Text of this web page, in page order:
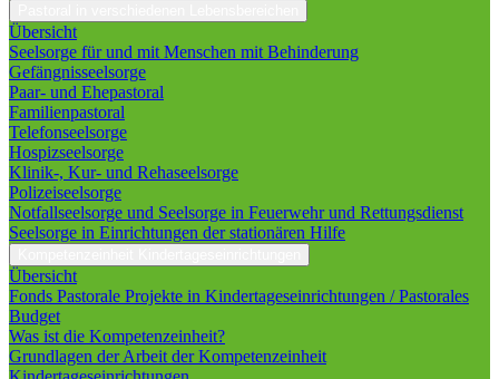
Übersicht
Seelsorge für und mit Menschen mit Behinderung
Gefängnisseelsorge
Paar- und Ehepastoral
Familienpastoral
Telefonseelsorge
Hospizseelsorge
Klinik-, Kur- und Rehaseelsorge
Polizeiseelsorge
Notfallseelsorge und Seelsorge in Feuerwehr und Rettungsdienst
Seelsorge in Einrichtungen der stationären Hilfe
Übersicht
Fonds Pastorale Projekte in Kindertageseinrichtungen / Pastorales
Budget
Was ist die Kompetenzeinheit?
Grundlagen der Arbeit der Kompetenzeinheit